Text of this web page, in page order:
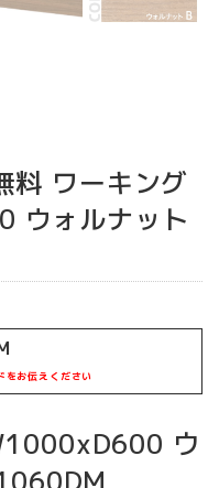
料 ワーキング
ウォルナット
をお伝えください
ウ